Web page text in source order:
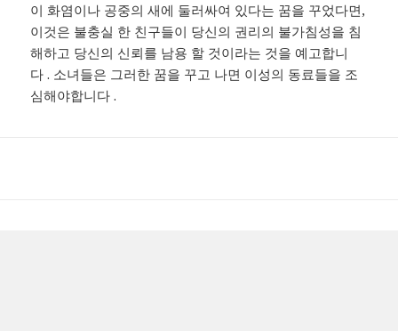
이 화염이나 공중의 새에 둘러싸여 있다는 꿈을 꾸었다면,
이것은 불충실 한 친구들이 당신의 권리의 불가침성을 침
해하고 당신의 신뢰를 남용 할 것이라는 것을 예고합니
다 . 소녀들은 그러한 꿈을 꾸고 나면 이성의 동료들을 조
심해야합니다 .